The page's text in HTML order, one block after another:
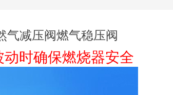
气减压阀燃气稳压阀
时确保燃烧器安全